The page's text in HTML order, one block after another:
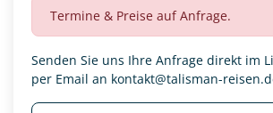
Termine & Preise auf Anfrage.
Senden Sie uns Ihre Anfrage direkt im
per Email an kontakt@talisman-